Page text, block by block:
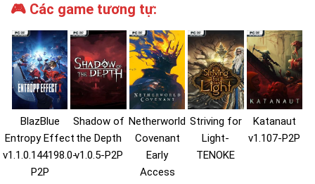
🎮 Các game tương tự:
BlazBlue
Entropy Effect
v1.1.0.144198.0-
P2P
Shadow of
the Depth
v1.0.5-P2P
Netherworld
Covenant
Early
Access
Striving for
Light-
TENOKE
Katanaut
v1.107-P2P